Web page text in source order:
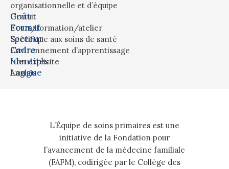
organisationnelle et d’équipe
Coût
Gratuit
Format
Cours/formation/atelier
Secteur
Spécifique aux soins de santé
Cadre
Environnement d’apprentissage
Identités
Non explicite
Langue
Anglais
L’Équipe de soins primaires est une
initiative de la Fondation pour
l’avancement de la médecine familiale
(FAFM), codirigée par le Collège des